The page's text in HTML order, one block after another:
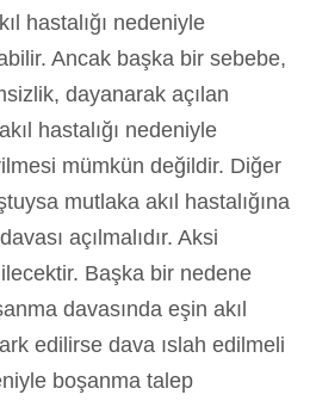
hastalığı nedeniyle
Ancak başka bir sebebe,
dayanarak açılan
hastalığı nedeniyle
mümkün değildir. Diğer
mutlaka akıl hastalığına
açılmalıdır. Aksi
Başka bir nedene
davasında eşin akıl
edilirse dava ıslah edilmeli
boşanma talep